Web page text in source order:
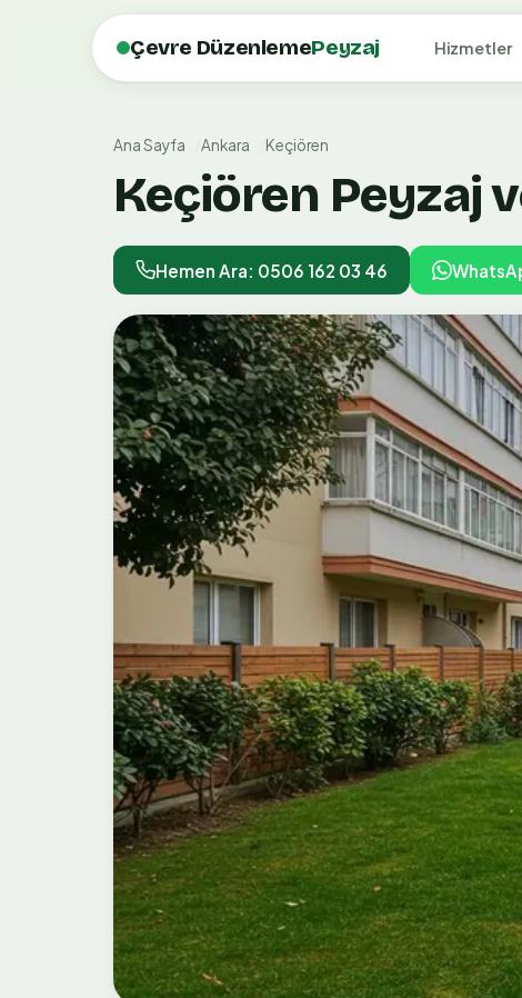
Çevre DüzenlemePeyzaj Hizmetler
Ana Sayfa Ankara Keçiören
Keçiören Peyzaj
Hemen Ara: 0506 162 03 46